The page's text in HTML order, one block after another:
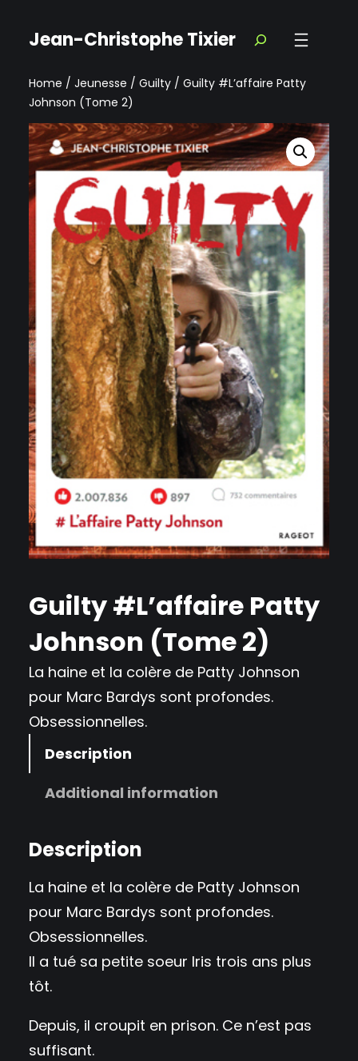
Jean-Christophe Tixier
Home / Jeunesse / Guilty / Guilty #L’affaire Patty
Johnson (Tome 2)
Guilty #L’affaire Patty
Johnson (Tome 2)
La haine et la colère de Patty Johnson
pour Marc Bardys sont profondes.
Obsessionnelles.
Description
Additional information
Description
La haine et la colère de Patty Johnson
pour Marc Bardys sont profondes.
Obsessionnelles.
Il a tué sa petite soeur Iris trois ans plus
tôt.
Depuis, il croupit en prison. Ce n’est pas
suffisant.